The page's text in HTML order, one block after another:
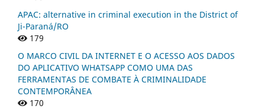
APAC: alternative in criminal execution in the District of
Ji-Paraná/RO
179
O MARCO CIVIL DA INTERNET E O ACESSO AOS DADOS
DO APLICATIVO WHATSAPP COMO UMA DAS
FERRAMENTAS DE COMBATE À CRIMINALIDADE
CONTEMPORÂNEA
170